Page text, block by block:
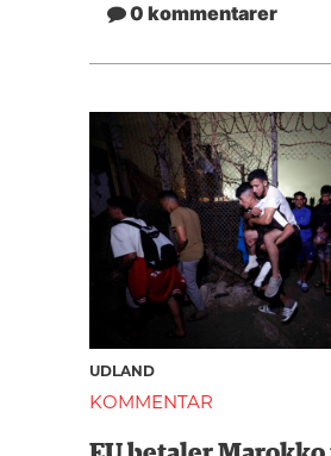
0 kommentarer
UDLAND
KOMMENTAR